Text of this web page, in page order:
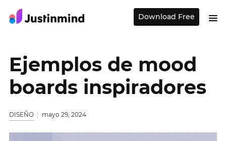
Download Free
Ejemplos de mood
boards inspiradores
DISEÑO mayo 29, 2024